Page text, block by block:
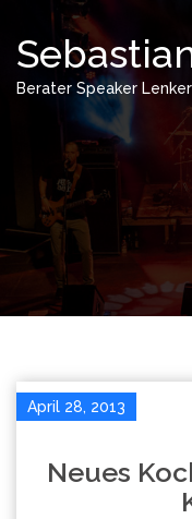
Berater Speaker Lenker
April 28, 2013
Neues